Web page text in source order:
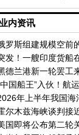
内资讯
年上半年我国